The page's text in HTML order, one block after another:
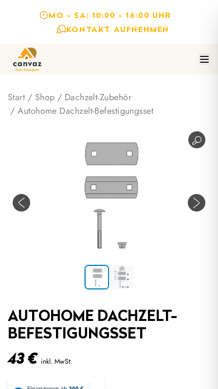
MO - SA: 10:00 - 16:00 UHR
KONTAKT AUFNEHMEN
Start/ Shop / Dachzelt-Zubehör
/ Autohome Dachzelt-Befestigungsset
AUTOHOME DACHZELT-
BEFESTIGUNGSSET
43€ inkl. MwSt.